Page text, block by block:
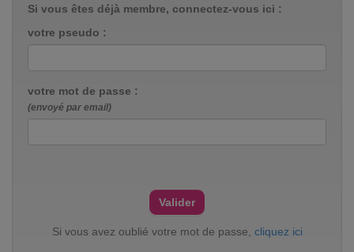
Si vous êtes déjà membre, connectez-vous ici :
votre pseudo :
votre mot de passe :
(envoyé par email)
Si vous avez oublié votre mot de passe, cliquez ici